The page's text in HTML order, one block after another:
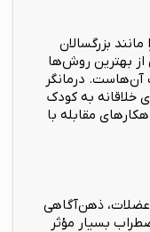
بزرگسالان
از بهترین روش‌ها
آن‌هاست. درمانگر
خلاقانه به کودک
مقابله با
عضلات، ذهن‌آگاهی
بسیار مؤثر